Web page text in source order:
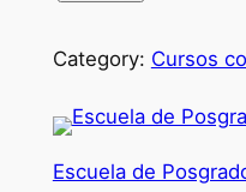
s
i
n
Category: Cursos
Escuela de